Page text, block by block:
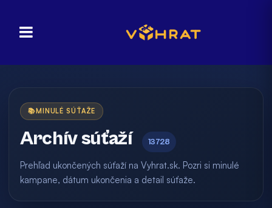
📚 MINULÉ SÚŤAŽE
Archív súťaží 13728
Prehľad ukončených súťaží na Vyhrat.sk. Pozri si minulé
kampane, dátum ukončenia a detail súťaže.